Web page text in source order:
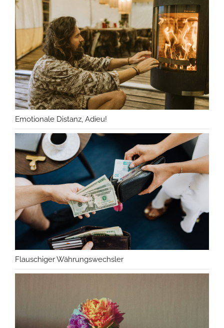
Emotionale Distanz, Adieu!
Flauschiger Währungswechsler